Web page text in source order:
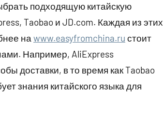
подходящую китайскую
Taobao и JD.com. Каждая из этих
на www.easyfromchina.ru стоит
Например, AliExpress
доставки, в то время как Taobao
знания китайского языка для